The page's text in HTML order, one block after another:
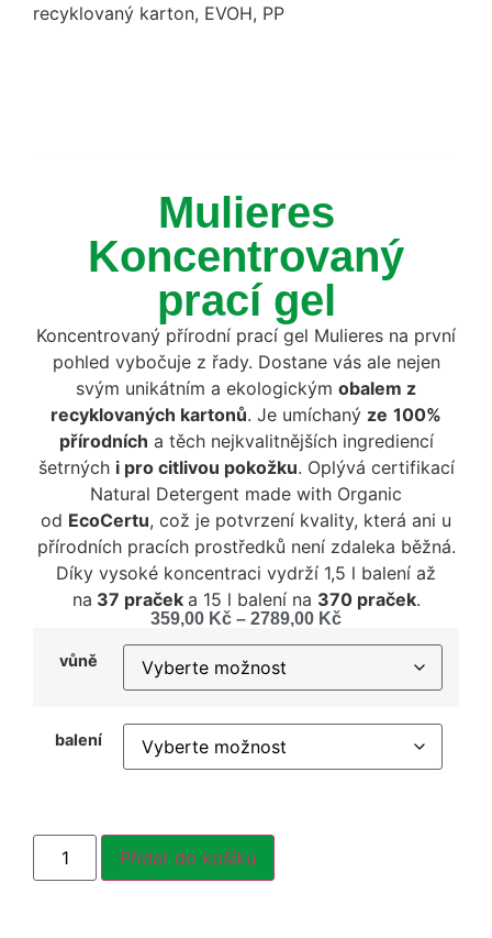
recyklovaný karton, EVOH, PP
Mulieres
Koncentrovaný
prací gel
Koncentrovaný přírodní prací gel Mulieres na první
pohled vybočuje z řady. Dostane vás ale nejen
svým unikátním a ekologickým obalem z
recyklovaných kartonů. Je umíchaný ze 100%
přírodních a těch nejkvalitnějších ingrediencí
šetrných i pro citlivou pokožku. Oplývá certifikací
Natural Detergent made with Organic
od EcoCertu, což je potvrzení kvality, která ani u
přírodních pracích prostředků není zdaleka běžná.
Díky vysoké koncentraci vydrží 1,5 l balení až
na 37 praček a 15 l balení na 370 praček.
359,00 Kč – 2789,00 Kč
vůně
balení
Přidat do košíku